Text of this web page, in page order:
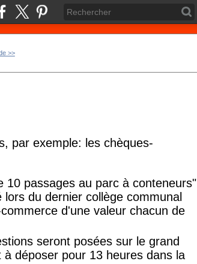
>>
par exemple: les chèques-
10 passages au parc à conteneurs"
du dernier collège communal
d'une valeur chacun de
seront posées sur le grand
déposer pour 13 heures dans la